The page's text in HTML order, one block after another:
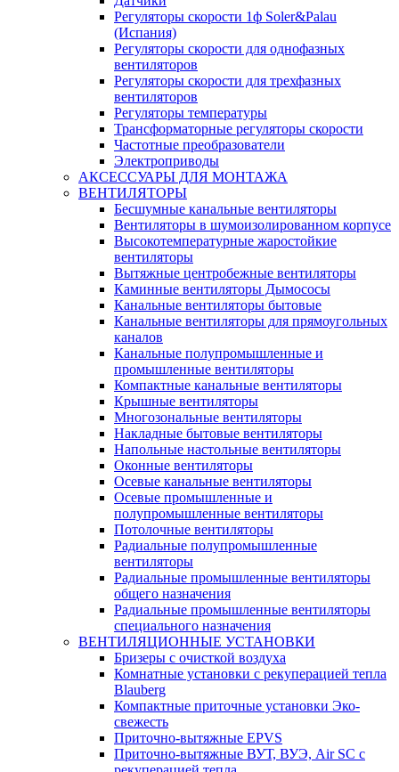
Регуляторы скорости 1ф Soler&Palau
(Испания)
Регуляторы скорости для однофазных
вентиляторов
Регуляторы скорости для трехфазных
вентиляторов
Регуляторы температуры
Трансформаторные регуляторы скорости
Частотные преобразователи
Электроприводы
АКСЕССУАРЫ ДЛЯ МОНТАЖА
ВЕНТИЛЯТОРЫ
Бесшумные канальные вентиляторы
Вентиляторы в шумоизолированном корпусе
Высокотемпературные жаростойкие
вентиляторы
Вытяжные центробежные вентиляторы
Каминные вентиляторы Дымососы
Канальные вентиляторы бытовые
Канальные вентиляторы для прямоугольных
каналов
Канальные полупромышленные и
промышленные вентиляторы
Компактные канальные вентиляторы
Крышные вентиляторы
Многозональные вентиляторы
Накладные бытовые вентиляторы
Напольные настольные вентиляторы
Оконные вентиляторы
Осевые канальные вентиляторы
Осевые промышленные и
полупромышленные вентиляторы
Потолочные вентиляторы
Радиальные полупромышленные
вентиляторы
Радиальные промышленные вентиляторы
общего назначения
Радиальные промышленные вентиляторы
специального назначения
ВЕНТИЛЯЦИОННЫЕ УСТАНОВКИ
Бризеры с очисткой воздуха
Комнатные установки с рекуперацией тепла
Blauberg
Компактные приточные установки Эко-
свежесть
Приточно-вытяжные EPVS
Приточно-вытяжные ВУТ, ВУЭ, Air SC с